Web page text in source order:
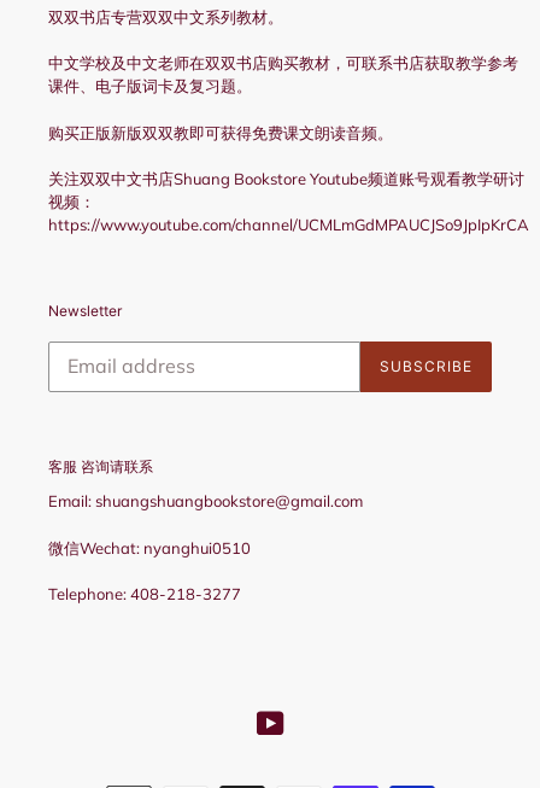
双双书店专营双双中文系列教材。
中文学校及中文老师在双双书店购买教材，可联系书店获取教学参考
课件、电子版词卡及复习题。
购买正版新版双双教即可获得免费课文朗读音频。
关注双双中文书店Shuang Bookstore Youtube频道账号观看教学研讨
视频：
https://www.youtube.com/channel/UCMLmGdMPAUCJSo9JpIpKrCA
Newsletter
SUBSCRIBE
客服 咨询请联系
Email: shuangshuangbookstore@gmail.com
微信Wechat: nyanghui0510
Telephone: 408-218-3277
YouTube